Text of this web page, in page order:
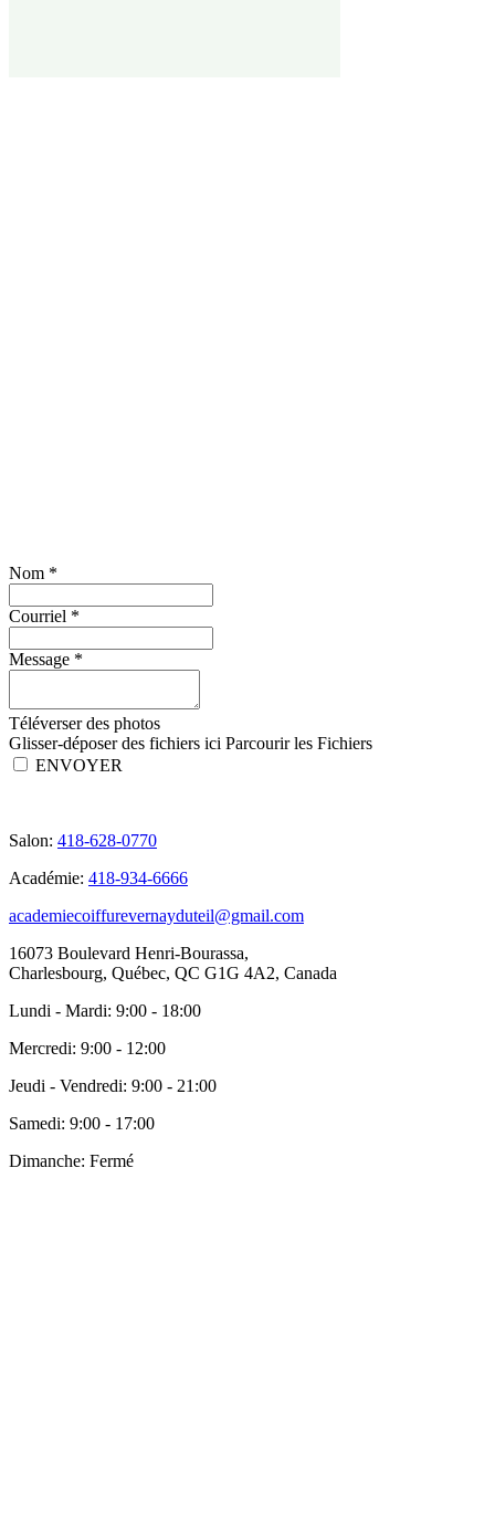
Nom *
Courriel *
Message *
Téléverser des photos
Glisser-déposer des fichiers ici Parcourir les Fichiers
ENVOYER
Salon: 418-628-0770
Académie: 418-934-6666
academiecoiffurevernayduteil@gmail.com
16073 Boulevard Henri-Bourassa,
Charlesbourg, Québec, QC G1G 4A2, Canada
Lundi - Mardi: 9:00 - 18:00
Mercredi: 9:00 - 12:00
Jeudi - Vendredi: 9:00 - 21:00
Samedi: 9:00 - 17:00
Dimanche: Fermé